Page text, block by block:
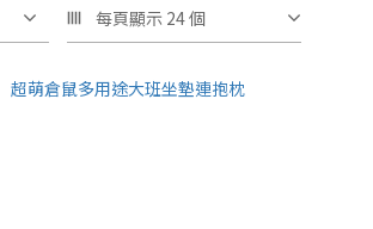
每頁顯示 24 個